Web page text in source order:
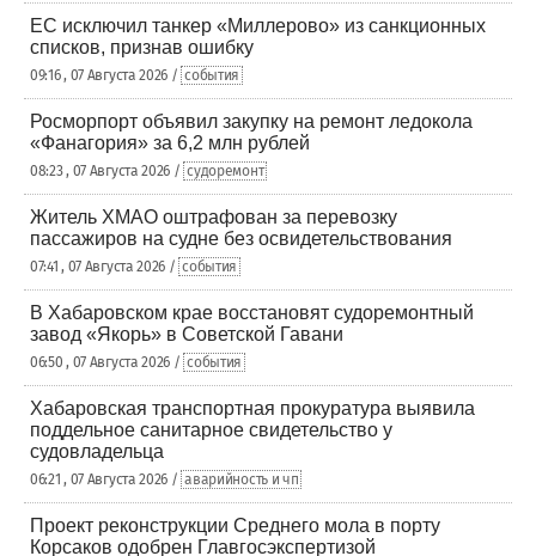
ЕС исключил танкер «Миллерово» из санкционных
списков, признав ошибку
09:16 , 07 Августа 2026 / события
Росморпорт объявил закупку на ремонт ледокола
«Фанагория» за 6,2 млн рублей
08:23 , 07 Августа 2026 / судоремонт
Житель ХМАО оштрафован за перевозку
пассажиров на судне без освидетельствования
07:41 , 07 Августа 2026 / события
В Хабаровском крае восстановят судоремонтный
завод «Якорь» в Советской Гавани
06:50 , 07 Августа 2026 / события
Хабаровская транспортная прокуратура выявила
поддельное санитарное свидетельство у
судовладельца
06:21 , 07 Августа 2026 / аварийность и чп
Проект реконструкции Среднего мола в порту
Корсаков одобрен Главгосэкспертизой